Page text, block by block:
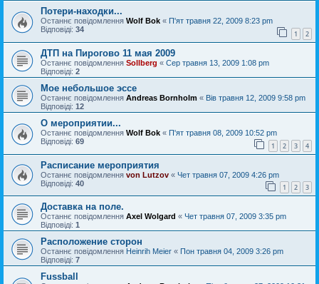
Потери-находки...
Останнє повідомлення Wolf Bok « П'ят травня 22, 2009 8:23 pm
Відповіді: 34 1 2
ДТП на Пирогово 11 мая 2009
Останнє повідомлення Sollberg « Сер травня 13, 2009 1:08 pm
Відповіді: 2
Мое небольшое эссе
Останнє повідомлення Andreas Bornholm « Вів травня 12, 2009 9:58 pm
Відповіді: 12
О мероприятии...
Останнє повідомлення Wolf Bok « П'ят травня 08, 2009 10:52 pm
Відповіді: 69 1 2 3 4
Расписание мероприятия
Останнє повідомлення von Lutzov « Чет травня 07, 2009 4:26 pm
Відповіді: 40 1 2 3
Доставка на поле.
Останнє повідомлення Axel Wolgard « Чет травня 07, 2009 3:35 pm
Відповіді: 1
Расположение сторон
Останнє повідомлення Heinrih Meier « Пон травня 04, 2009 3:26 pm
Відповіді: 7
Fussball